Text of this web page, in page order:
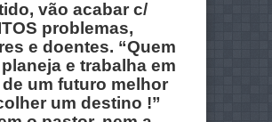
vão acabar c/
problemas,
e doentes. “Quem
e trabalha em
um futuro melhor
um destino !”